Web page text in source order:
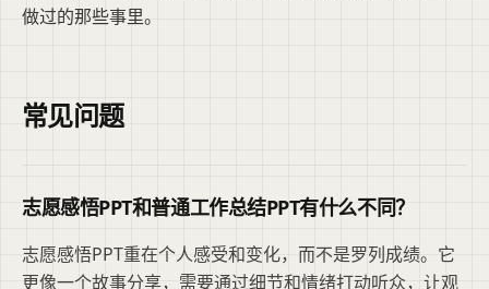
做过的那些事里。
常见问题
志愿感悟PPT和普通工作总结PPT有什么不同？
志愿感悟PPT重在个人感受和变化，而不是罗列成绩。它
更像一个故事分享，需要通过细节和情绪打动听众，让观